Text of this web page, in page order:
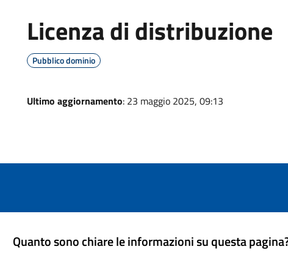
Licenza di distribuzione
Pubblico dominio
Ultimo aggiornamento: 23 maggio 2025, 09:13
Quanto sono chiare le informazioni su questa